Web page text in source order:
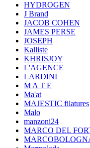
HYDROGEN
J Brand
JACOB COHEN
JAMES PERSE
JOSEPH
Kalliste
KHRISJOY
L'AGENCE
LARDINI
M A T E
Ma'at
MAJESTIC filatures
Malo
manzoni24
MARCO DEL